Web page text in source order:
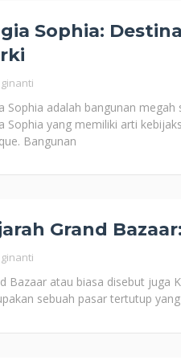
Sophia:
ginanti
Sophia adalah bangunan
Sophia yang memiliki arti
Bangunan
Grand
ginanti
Bazaar atau biasa disebut juga
sebuah pasar tertutup